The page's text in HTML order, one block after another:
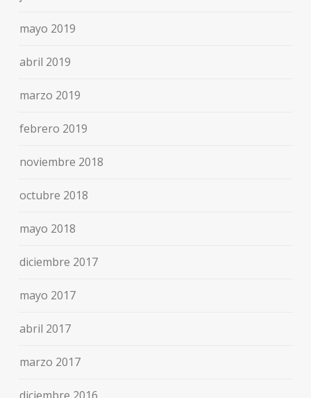
mayo 2019
abril 2019
marzo 2019
febrero 2019
noviembre 2018
octubre 2018
mayo 2018
diciembre 2017
mayo 2017
abril 2017
marzo 2017